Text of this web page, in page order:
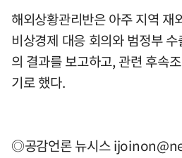
해외상황관리반은 아주 지역 재
비상경제 대응 회의와 범정부
의 결과를 보고하고, 관련 후속
기로 했다.
◎공감언론 뉴시스